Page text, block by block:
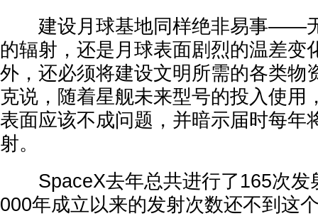
建设月球基地同样绝非易事——无
的辐射，还是月球表面剧烈的温差变
外，还必须将建设文明所需的各类物
克说，随着星舰未来型号的投入使用
表面应该不成问题，并暗示届时每年
射。
SpaceX去年总共进行了165次发
000年成立以来的发射次数还不到这